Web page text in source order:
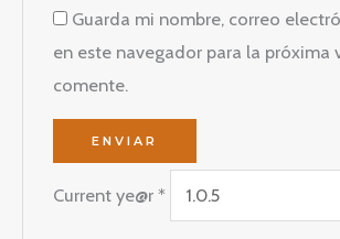
Guarda mi nombre, correo
en este navegador para la próxima
comente.
Current ye@r*